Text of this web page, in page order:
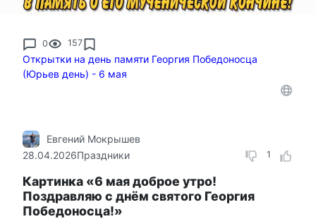
0 157
Открытки на день памяти Георгия Победоносца
(Юрьев день) - 6 мая
1
Евгений Мокрышев
28.04.2026Праздники
Картинка «6 мая доброе утро!
Поздравляю с днём святого Георгия
Победоносца!»